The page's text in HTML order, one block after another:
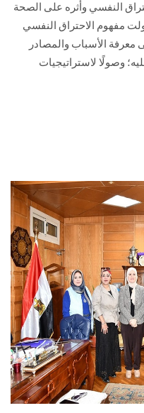
النفسي وأثره على الصحة
مفهوم الاحتراق النفسي
معرفة ‏الأسباب والمصادر
وصولًا لاستراتيجيات